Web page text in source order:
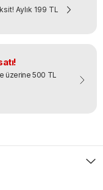
Aylık 199 TL
üzerine 500 TL